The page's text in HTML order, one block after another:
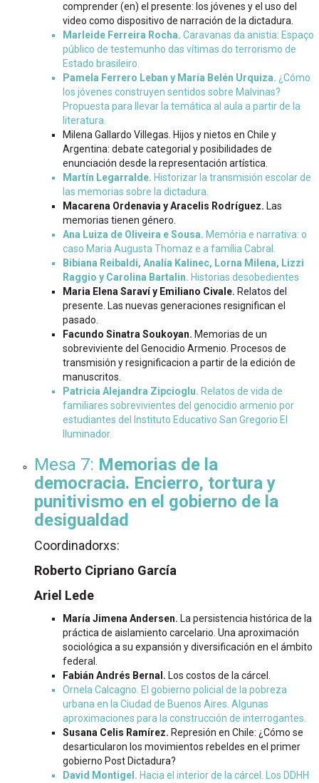
comprender (en) el presente: los jóvenes y el uso del
video como dispositivo de narración de la dictadura.
Marleide Ferreira Rocha. Caravanas da anistia: Espaço
público de testemunho das vítimas do terrorismo de
Estado brasileiro.
Pamela Ferrero Leban y María Belén Urquiza. ¿Cómo
los jóvenes construyen sentidos sobre Malvinas?
Propuesta para llevar la temática al aula a partir de la
literatura.
Milena Gallardo Villegas. Hijos y nietos en Chile y
Argentina: debate categorial y posibilidades de
enunciación desde la representación artística.
Martín Legarralde. Historizar la transmisión escolar de
las memorias sobre la dictadura.
Macarena Ordenavia y Aracelis Rodríguez. Las
memorias tienen género.
Ana Luiza de Oliveira e Sousa. Memória e narrativa: o
caso Maria Augusta Thomaz e a família Cabral.
Bibiana Reibaldi, Analía Kalinec, Lorna Milena, Lizzi
Raggio y Carolina Bartalin. Historias desobedientes
Maria Elena Saraví y Emiliano Civale. Relatos del
presente. Las nuevas generaciones resignifican el
pasado.
Facundo Sinatra Soukoyan. Memorias de un
sobreviviente del Genocidio Armenio. Procesos de
transmisión y resignificacion a partir de la edición de
manuscritos.
Patricia Alejandra Zipcioglu. Relatos de vida de
familiares sobrevivientes del genocidio armenio por
estudiantes del Instituto Educativo San Gregorio El
Iluminador.
Mesa 7: Memorias de la
democracia. Encierro, tortura y
punitivismo en el gobierno de la
desigualdad
Coordinadorxs:
Roberto Cipriano García
Ariel Lede
María Jimena Andersen. La persistencia histórica de la
práctica de aislamiento carcelario. Una aproximación
sociológica a su expansión y diversificación en el ámbito
federal.
Fabián Andrés Bernal. Los costos de la cárcel.
Ornela Calcagno. El gobierno policial de la pobreza
urbana en la Ciudad de Buenos Aires. Algunas
aproximaciones para la construcción de interrogantes.
Susana Celis Ramírez. Represión en Chile: ¿Cómo se
desarticularon los movimientos rebeldes en el primer
gobierno Post Dictadura?
David Montigel. Hacia el interior de la cárcel. Los DDHH